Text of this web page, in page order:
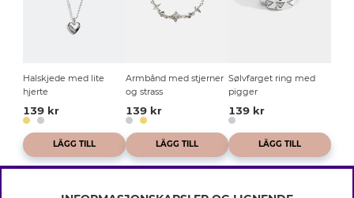
Halskjede med lite
hjerte
139 kr
LÄGG TILL
Armbånd med stjerner
og strass
139 kr
LÄGG TILL
Sølvfarget ring med
pigger
139 kr
LÄGG TILL